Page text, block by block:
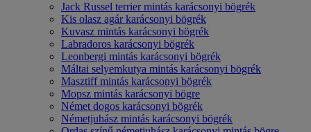
Jack Russel terrier mintás karácsonyi bögrék
Kis olasz agár karácsonyi bögrék
Kuvasz mintás karácsonyi bögrék
Labradoros karácsonyi bögrék
Leonbergi mintás karácsonyi bögrék
Máltai selyemkutya mintás karácsonyi bögrék
Masztiff mintás karácsonyi bögrék
Mopsz mintás karácsonyi bögre
Német dogos karácsonyi bögrék
Németjuhász mintás karácsonyi bögrék